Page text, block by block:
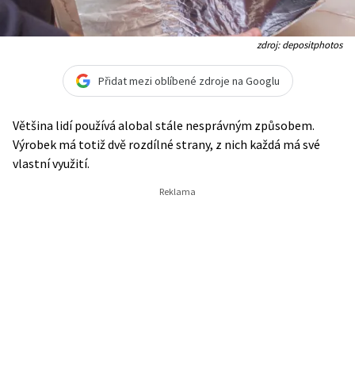
zdroj: depositphotos
Přidat mezi oblíbené zdroje na Googlu
Většina lidí používá alobal stále nesprávným způsobem.
Výrobek má totiž dvě rozdílné strany, z nich každá má své
vlastní využití.